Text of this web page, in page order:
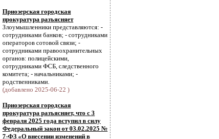
Приозерская городская
прокуратура разъясняет
Злоумышленники представляются: -
сотрудниками банков; - сотрудниками
операторов сотовой связи; -
сотрудниками правоохранительных
органов: полицейскими,
сотрудниками ФСБ, следственного
комитета; - начальниками; -
родственниками.
(добавлено 2025-06-22 )
Приозерская городская
прокуратура разъясняет, что с 3
февраля 2025 года вступил в силу
Федеральный закон от 03.02.2025 №
7-ФЗ «О внесении изменений в